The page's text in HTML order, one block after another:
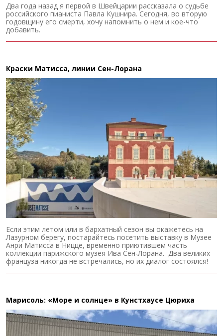
Два года назад я первой в Швейцарии рассказала о судьбе
российского пианиста Павла Кушнира. Сегодня, во вторую
годовщину его смерти, хочу напомнить о нем и кое-что
добавить.
Краски Матисса, линии Сен-Лорана
Если этим летом или в бархатный сезон вы окажетесь на
Лазурном берегу, постарайтесь посетить выставку в Музее
Анри Матисса в Ницце, временно приютившем часть
коллекции парижского музея Ива Сен-Лорана. Два великих
француза никогда не встречались, но их диалог состоялся!
Марисоль: «Море и солнце» в Кунстхаусе Цюриха